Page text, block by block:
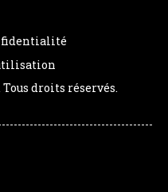
droits réservés.